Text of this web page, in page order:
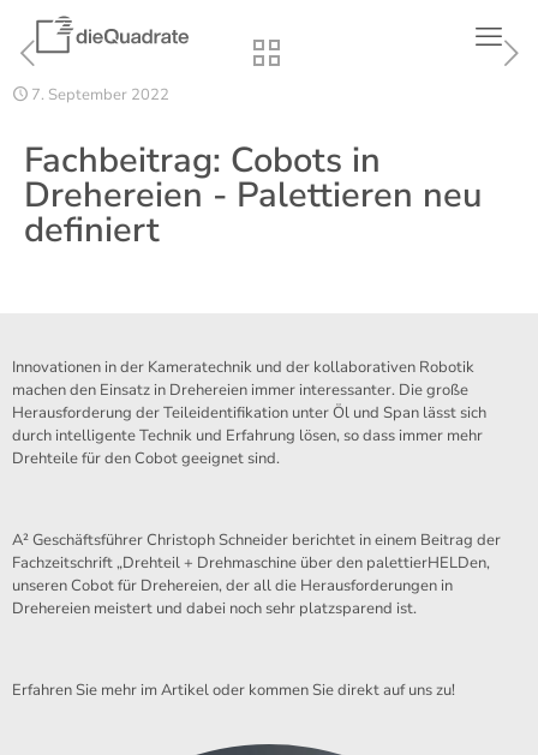
7. September 2022
Fachbeitrag: Cobots in
Drehereien - Palettieren neu
definiert
Innovationen in der Kameratechnik und der kollaborativen Robotik
machen den Einsatz in Drehereien immer interessanter. Die große
Herausforderung der Teileidentifikation unter Öl und Span lässt sich
durch intelligente Technik und Erfahrung lösen, so dass immer mehr
Drehteile für den Cobot geeignet sind.
A² Geschäftsführer Christoph Schneider berichtet in einem Beitrag der
Fachzeitschrift „Drehteil + Drehmaschine über den palettierHELDen,
unseren Cobot für Drehereien, der all die Herausforderungen in
Drehereien meistert und dabei noch sehr platzsparend ist.
Erfahren Sie mehr im Artikel oder kommen Sie direkt auf uns zu!